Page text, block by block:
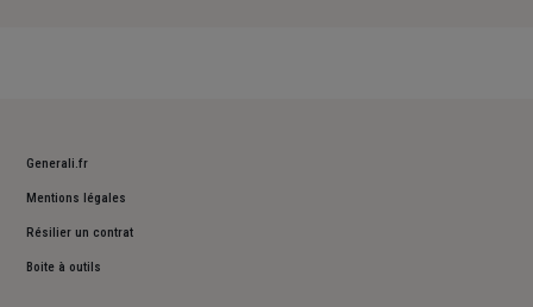
Generali.fr
Mentions légales
Résilier un contrat
Boite à outils